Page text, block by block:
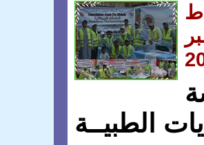
الطبيــة